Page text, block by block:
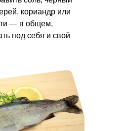
кориандр или
— в общем,
под себя и свой